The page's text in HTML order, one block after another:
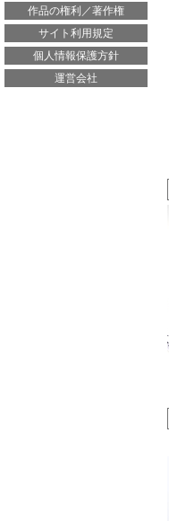
作品の権利／著作権
サイト利用規定
個人情報保護方針
運営会社